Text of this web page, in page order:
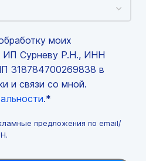
моих
ИП Сурневу Р.Н., ИНН
318784700269838 в
и связи со мной.
.*
предложения по email/